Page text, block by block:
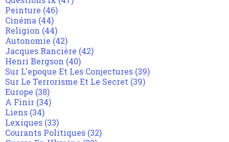
Peinture (46)
Cinéma (44)
Religion (44)
Autonomie (42)
Jacques Rancière (42)
Henri Bergson (40)
Sur L'epoque Et Les Conjectures (39)
Sur Le Terrorisme Et Le Secret (39)
Europe (38)
A Finir (34)
Liens (34)
Lexiques (33)
Courants Politiques (32)